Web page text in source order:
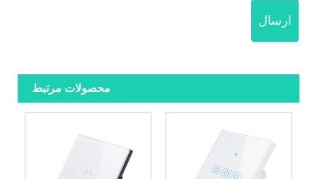
ارسال
محصولات مرتبط